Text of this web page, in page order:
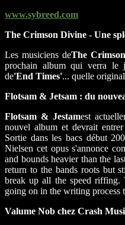
www.sybreed.com
The Crimson Divine - Une
Les musiciens deThe
prochain album qui verra
de'End Times'... quelle
Flotsam & Jetsam : du
Flotsam & Jestamest
nouvel album et devrait
Sortie dans les bacs début
Nielsen cet opus s'annonce
and bounds heavier than the
return to the bands roots but
break up all the speed riffing.
going on in the writing
Valume Nob chez Crash